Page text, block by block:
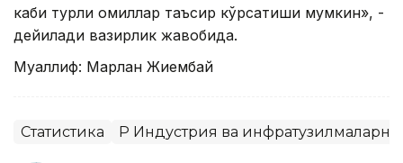
каби турли омиллар таъсир кўрсатиши мумкин», -
дейилади вазирлик жавобида.
Муаллиф: Марлан Жиембай
Статистика ҚР Индустрия ва